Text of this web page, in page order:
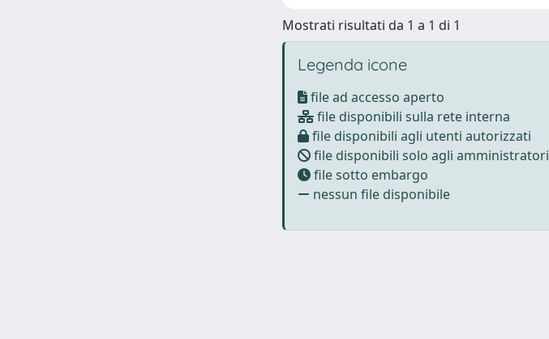
Mostrati risultati da 1 a 1 di 1
Legenda icone
file ad accesso aperto
file disponibili sulla rete interna
file disponibili agli utenti autorizzati
file disponibili solo agli amministratori
file sotto embargo
nessun file disponibile